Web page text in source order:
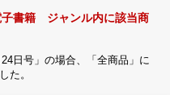
子書籍 ジャンル内に該当商
日号」の場合、「全商品」に
た。